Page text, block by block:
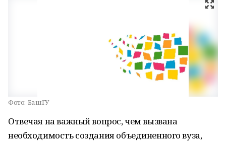
Фото: БашГУ
Отвечая на важный вопрос, чем вызвана
необходимость создания объединенного вуза,